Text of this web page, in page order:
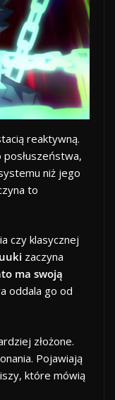
reaktywną.
niż jego
to
czy klasycznej
zaczyna
ma swoją
oddala go od
złożone.
Pojawiają
które mówią